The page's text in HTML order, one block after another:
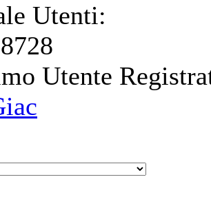
Utenti:
Utente